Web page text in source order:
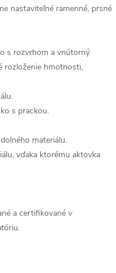
nastaviteľné ramenné, prsné
s rozvrhom a vnútorný
rozloženie hmotnosti,
s prackou.
materiálu.
vďaka ktorému aktovka
a certifikované v